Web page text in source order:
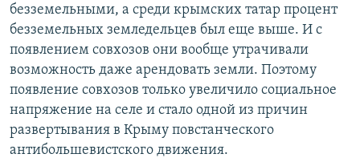
безземельными, а среди крымских татар процент
безземельных земледельцев был еще выше. И с
появлением совхозов они вообще утрачивали
возможность даже арендовать земли. Поэтому
появление совхозов только увеличило социальное
напряжение на селе и стало одной из причин
развертывания в Крыму повстанческого
антибольшевистского движения.